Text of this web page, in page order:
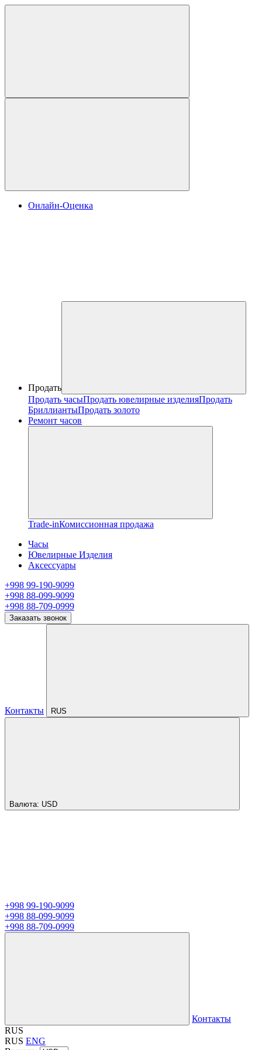
Онлайн-Оценка
Продать
Продать часыПродать ювелирные изделияПродать
БриллиантыПродать золото
Ремонт часов
Trade-inКомиссионная продажа
Часы
Ювелирные Изделия
Аксессуары
+998 99-190-9099
+998 88-099-9099
+998 88-709-0999
Заказать звонок
Контакты RUS
Валюта: USD
+998 99-190-9099
+998 88-099-9099
+998 88-709-0999
Контакты
RUS
RUS ENG